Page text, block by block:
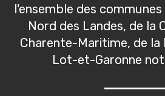
l'ensemble des communes
Nord des Landes, de la
Charente-Maritime, de la
Lot-et-Garonne